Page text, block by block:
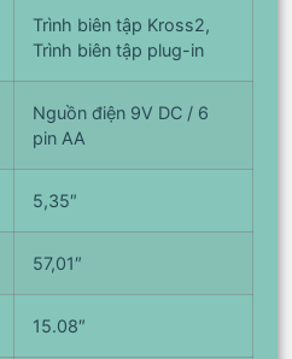
Trình biên tập Kross2,
Trình biên tập plug-in
Nguồn điện 9V DC / 6
pin AA
5,35″
57,01″
15.08″